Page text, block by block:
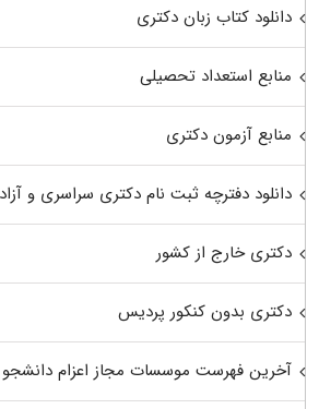
دانلود کتاب زبان دکتری
منابع استعداد تحصیلی
منابع آزمون دکتری
دانلود دفترچه ثبت نام دکتری سراسری و آزاد
دکتری خارج از کشور
دکتری بدون کنکور پردیس
آخرین فهرست موسسات مجاز اعزام